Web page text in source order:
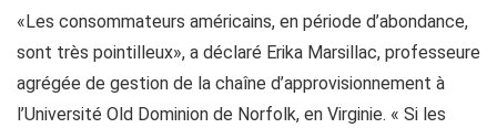
«Les consommateurs américains, en période d’abondance,
sont très pointilleux», a déclaré Erika Marsillac, professeure
agrégée de gestion de la chaîne d’approvisionnement à
l’Université Old Dominion de Norfolk, en Virginie. « Si les